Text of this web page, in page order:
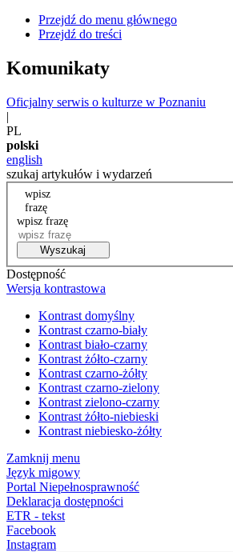
Przejdź do menu głównego
Przejdź do treści
Komunikaty
Oficjalny serwis o kulturze w Poznaniu
|
PL
polski
english
szukaj artykułów i wydarzeń
wpisz
frazę
wpisz frazę
Wyszukaj
Dostępność
Wersja kontrastowa
Kontrast domyślny
Kontrast czarno-biały
Kontrast biało-czarny
Kontrast żółto-czarny
Kontrast czarno-żółty
Kontrast czarno-zielony
Kontrast zielono-czarny
Kontrast żółto-niebieski
Kontrast niebiesko-żółty
Zamknij menu
Język migowy
Portal Niepełnosprawność
Deklaracja dostępności
ETR - tekst
Facebook
Instagram